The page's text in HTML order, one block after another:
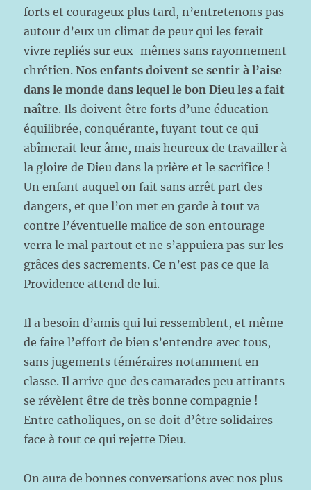
forts et courageux plus tard, n’entretenons pas
autour d’eux un climat de peur qui les ferait
vivre repliés sur eux-mêmes sans rayonnement
chrétien.Nos enfants doivent se sentir à l’aise
dans le monde dans lequel le bon Dieu les a fait
naître. Ils doivent être forts d’une éducation
équilibrée, conquérante, fuyant tout ce qui
abîmerait leur âme, mais heureux de travailler à
la gloire de Dieu dans la prière et le sacrifice !
Un enfant auquel on fait sans arrêt part des
dangers, et que l’on met en garde à tout va
contre l’éventuelle malice de son entourage
verra le mal partout et ne s’appuiera pas sur les
grâces des sacrements. Ce n’est pas ce que la
Providence attend de lui.
Il a besoin d’amis qui lui ressemblent, et même
de faire l’effort de bien s’entendre avec tous,
sans jugements téméraires notamment en
classe. Il arrive que des camarades peu attirants
se révèlent être de très bonne compagnie !
Entre catholiques, on se doit d’être solidaires
face à tout ce qui rejette Dieu.
On aura de bonnes conversations avec nos plus